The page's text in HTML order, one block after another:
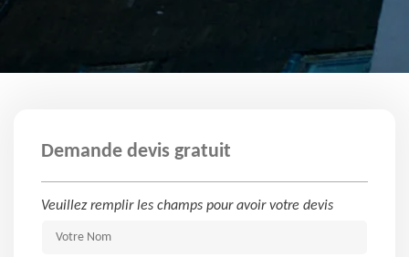
Demande devis gratuit
Veuillez remplir les champs pour avoir votre devis